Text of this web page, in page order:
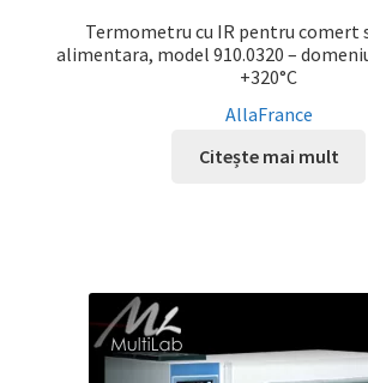
Termometru cu IR pentru comert
alimentara, model 910.0320 –
+320°C
AllaFrance
Citește mai mult